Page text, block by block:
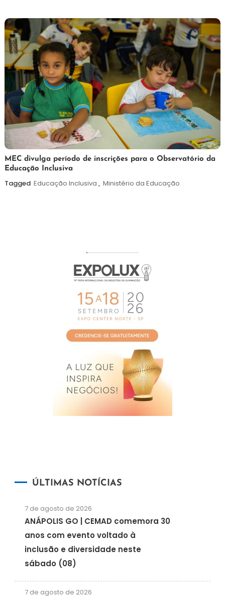
7
de
agosto
Maurilio
MEC divulga período de inscrições para o Observatório da
Educação Inclusiva
Tagged Educação Inclusiva , Ministério da Educação
ÚLTIMAS NOTÍCIAS
7 de agosto de 2026
ANÁPOLIS GO | CEMAD comemora 30
anos com evento voltado à
inclusão e diversidade neste
sábado (08)
7 de agosto de 2026